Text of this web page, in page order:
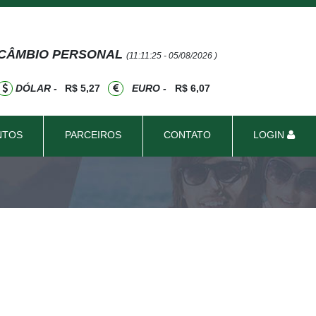
PERSONAL(11:11:25 - 05/08/2026 )
DÓLAR - R$ 5,27 EURO - R$ 6,07
PARCEIROS CONTATO LOGIN